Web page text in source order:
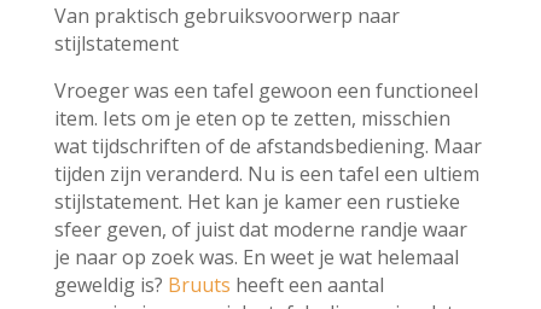
Van praktisch gebruiksvoorwerp naar
stijlstatement
Vroeger was een tafel gewoon een functioneel
item. Iets om je eten op te zetten, misschien
wat tijdschriften of de afstandsbediening. Maar
tijden zijn veranderd. Nu is een tafel een ultiem
stijlstatement. Het kan je kamer een rustieke
sfeer geven, of juist dat moderne randje waar
je naar op zoek was. En weet je wat helemaal
geweldig is? Bruuts heeft een aantal